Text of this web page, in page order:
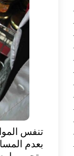
تنفس
بعدم